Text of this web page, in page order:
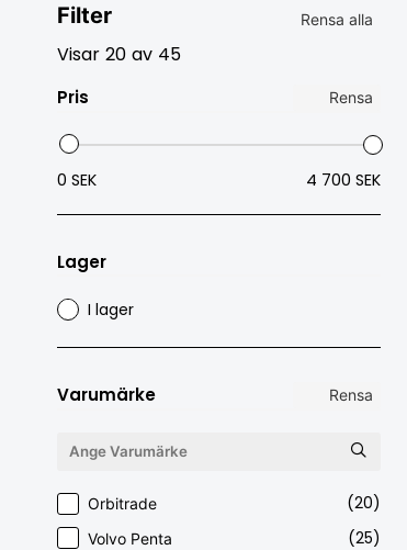
Filter Rensa alla
Visar 20 av 45
Pris Rensa
0 SEK 4 700 SEK
Lager
I lager
Varumärke Rensa
Orbitrade (20)
Volvo Penta (25)